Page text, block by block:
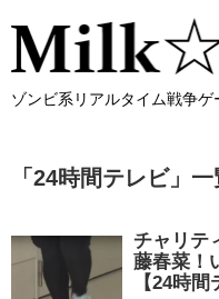
ゾンビ系リアルタイム戦争
「 24時間テレビ」 一
チャリテ
藤春菜！
【24時